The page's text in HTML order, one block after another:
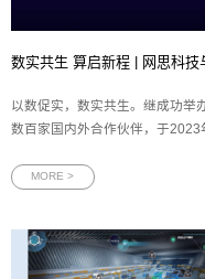
数实共生 算启新程 | 网思科
以数促实，数实共生。继成功举
数百家国内外合作伙伴，于2023
次应邀参与中国移动这场规格最
MORE >